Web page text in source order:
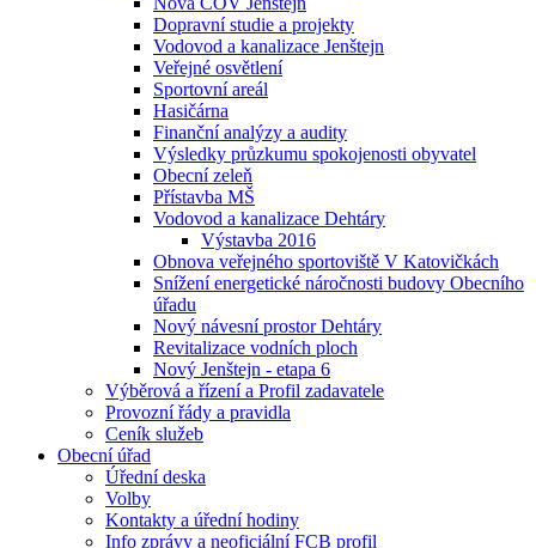
Dopravní studie a projekty
Vodovod a kanalizace Jenštejn
Veřejné osvětlení
Sportovní areál
Hasičárna
Finanční analýzy a audity
Výsledky průzkumu spokojenosti obyvatel
Obecní zeleň
Přístavba MŠ
Vodovod a kanalizace Dehtáry
Výstavba 2016
Obnova veřejného sportoviště V Katovičkách
Snížení energetické náročnosti budovy Obecního
úřadu
Nový návesní prostor Dehtáry
Revitalizace vodních ploch
Nový Jenštejn - etapa 6
Výběrová a řízení a Profil zadavatele
Provozní řády a pravidla
Ceník služeb
Obecní úřad
Úřední deska
Volby
Kontakty a úřední hodiny
Info zprávy a neoficiální FCB profil